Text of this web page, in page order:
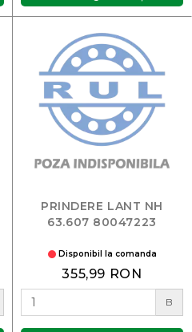
PRINDERE LANT NH
63.607 80047223
Disponibil la comanda
355,99 RON
B